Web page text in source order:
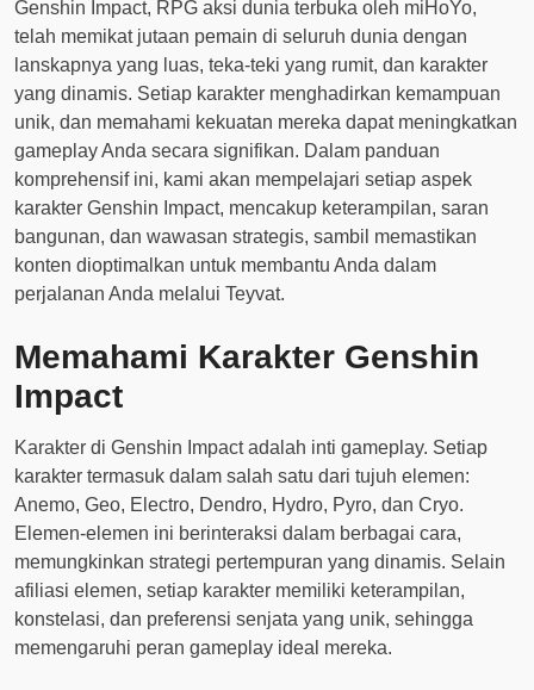
Genshin Impact, RPG aksi dunia terbuka oleh miHoYo,
telah memikat jutaan pemain di seluruh dunia dengan
lanskapnya yang luas, teka-teki yang rumit, dan karakter
yang dinamis. Setiap karakter menghadirkan kemampuan
unik, dan memahami kekuatan mereka dapat meningkatkan
gameplay Anda secara signifikan. Dalam panduan
komprehensif ini, kami akan mempelajari setiap aspek
karakter Genshin Impact, mencakup keterampilan, saran
bangunan, dan wawasan strategis, sambil memastikan
konten dioptimalkan untuk membantu Anda dalam
perjalanan Anda melalui Teyvat.
Memahami Karakter Genshin
Impact
Karakter di Genshin Impact adalah inti gameplay. Setiap
karakter termasuk dalam salah satu dari tujuh elemen:
Anemo, Geo, Electro, Dendro, Hydro, Pyro, dan Cryo.
Elemen-elemen ini berinteraksi dalam berbagai cara,
memungkinkan strategi pertempuran yang dinamis. Selain
afiliasi elemen, setiap karakter memiliki keterampilan,
konstelasi, dan preferensi senjata yang unik, sehingga
memengaruhi peran gameplay ideal mereka.